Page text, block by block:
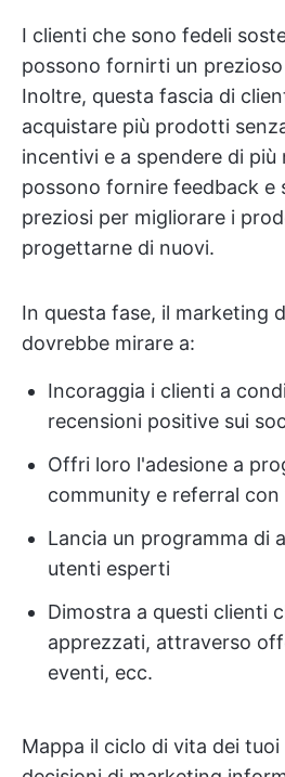
I clienti che sono fedeli
possono fornirti un prezioso
Inoltre, questa fascia di
acquistare più prodotti
incentivi e a spendere di
possono fornire feedback e
preziosi per migliorare i
progettarne di nuovi.
In questa fase, il marketing
dovrebbe mirare a:
Incoraggia i clienti a
recensioni positive sui
Offri loro l'adesione a
community e referral con
Lancia un programma di
utenti esperti
Dimostra a questi clienti
apprezzati, attraverso
eventi, ecc.
Mappa il ciclo di vita dei